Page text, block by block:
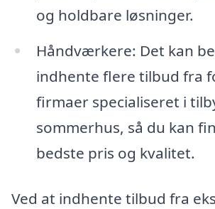
og holdbare løsninger.
Håndværkere: Det kan
indhente flere tilbud fra
firmaer specialiseret i
sommerhus, så du kan
bedste pris og kvalitet.
Ved at indhente tilbud fra